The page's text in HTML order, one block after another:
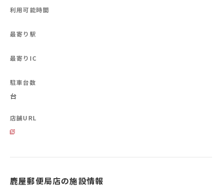
利用可能時間
最寄り駅
最寄りIC
駐車台数
台
店舗URL
鹿屋郵便局店の施設情報